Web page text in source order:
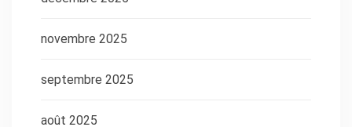
novembre 2025
septembre 2025
août 2025